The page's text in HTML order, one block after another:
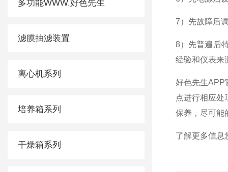
多功能WWW.好色先生
滤膜抽滤装置
离心机系列
培养箱系列
干燥箱系列
7）先故障后
8）先普遍后
经验和仪表来测
好色先生APP
点进行相应处
保养，尽可
了解更多信息